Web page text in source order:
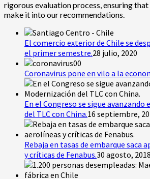
rigorous evaluation process, ensuring
make it into our recommendations.
El comercio exterior de Chile se
el primer semestre.28 julio, 2020
Coronavirus pone en vilo a la
En el Congreso se sigue avanzando
del TLC con China.16 septiembre,
Rebaja en tasas de embarque saca
y críticas de Fenabus.30 agosto, 2018